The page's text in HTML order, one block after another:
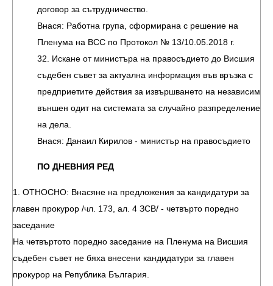
договор за сътрудничество.
Внася: Работна група, сформирана с решение на
Пленума на ВСС по Протокол № 13/10.05.2018 г.
32. Искане от министъра на правосъдието до Висшия
съдебен съвет за актуална информация във връзка с
предприетите действия за извършването на независим
външен одит на системата за случайно разпределение
на дела.
Внася: Данаил Кирилов - министър на правосъдието
ПО ДНЕВНИЯ РЕД
1. ОТНОСНО: Внасяне на предложения за кандидатури за
главен прокурор /чл. 173, ал. 4 ЗСВ/ - четвърто поредно
заседание
На четвъртото поредно заседание на Пленума на Висшия
съдебен съвет не бяха внесени кандидатури за главен
прокурор на Република България.